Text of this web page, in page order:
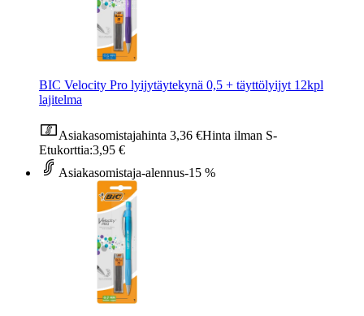
BIC Velocity Pro lyijytäytekynä 0,5 + täyttölyijyt 12kpl
lajitelma
Asiakasomistajahinta 3,36 €Hinta ilman S-
Etukorttia:3,95 €
Asiakasomistaja-alennus-15 %